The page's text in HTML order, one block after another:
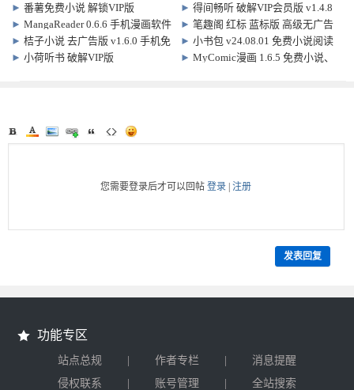
►番薯免费小说 解锁VIP版
v3.00.89.001
►得间畅听 破解VIP会员版 v1.4.8
►MangaReader 0.6.6 手机漫画软件
内置20多漫画源
►笔趣阁 红标 蓝标版 高级无广告
版 v5.3.0
►桔子小说 去广告版 v1.6.0 手机免
费小说阅读软件
►小书包 v24.08.01 免费小说阅读
下载软件
►小荷听书 破解VIP版 ►MyComic漫画 1.6.5 免费小说、
您需要登录后才可以回帖登录 |注册
发表回复
功能专区
站点总规 | 作者专栏 |
消息提醒
侵权联系
| 账号管理 | 全站搜索